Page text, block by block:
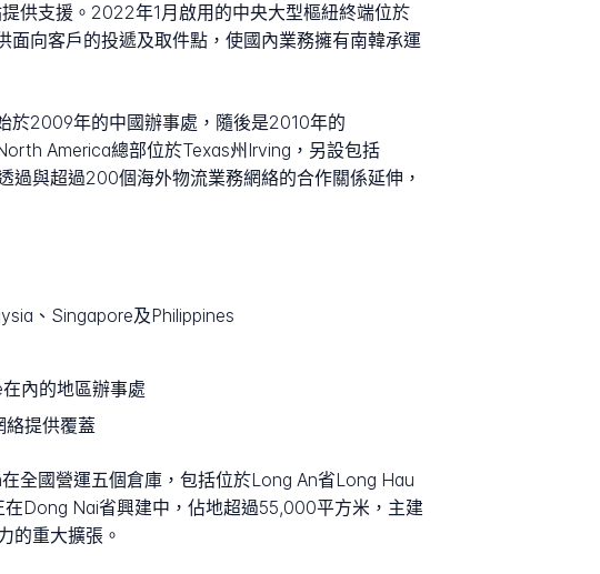
供支援。2022年1月啟用的中央大型樞紐終端位於
向客戶的投遞及取件點，使國內業務擁有南韓承運
於2009年的中國辦事處，隨後是2010年的
America總部位於Texas州Irving，另設包括
與超過200個海外物流業務網絡的合作關係延伸，
、Singapore及Philippines
內的地區辦事處
提供覆蓋
全國營運五個倉庫，包括位於Long An省Long Hau
Dong Nai省興建中，佔地超過55,000平方米，主建
的重大擴張。